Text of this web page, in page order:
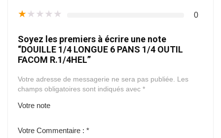
★★★★★ 0
Soyez les premiers à écrire une note
“DOUILLE 1/4 LONGUE 6 PANS 1/4 OUTIL
FACOM R.1/4HEL”
Votre adresse de messagerie ne sera pas publiée. Les
champs obligatoires sont indiqués avec *
Votre note
Votre Commentaire : *